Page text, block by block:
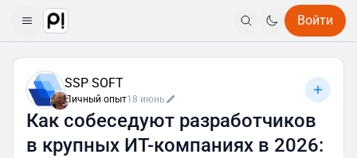
Войти
SSP SOFT
Личный опыт18 июнь
Как собеседуют разработчиков
в крупных ИТ-компаниях в 2026: